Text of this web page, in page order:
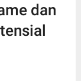
dan